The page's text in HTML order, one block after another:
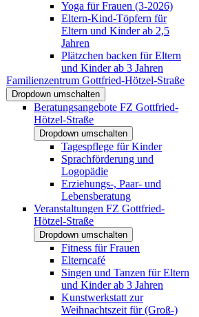
Yoga für Frauen (3-2026)
Eltern-Kind-Töpfern für
Eltern und Kinder ab 2,5
Jahren
Plätzchen backen für Eltern
und Kinder ab 3 Jahren
Familienzentrum Gottfried-Hötzel-Straße
Dropdown umschalten
Beratungsangebote FZ Gottfried-
Hötzel-Straße
Dropdown umschalten
Tagespflege für Kinder
Sprachförderung und
Logopädie
Erziehungs-, Paar- und
Lebensberatung
Veranstaltungen FZ Gottfried-
Hötzel-Straße
Dropdown umschalten
Fitness für Frauen
Elterncafé
Singen und Tanzen für Eltern
und Kinder ab 3 Jahren
Kunstwerkstatt zur
Weihnachtszeit für (Groß-)